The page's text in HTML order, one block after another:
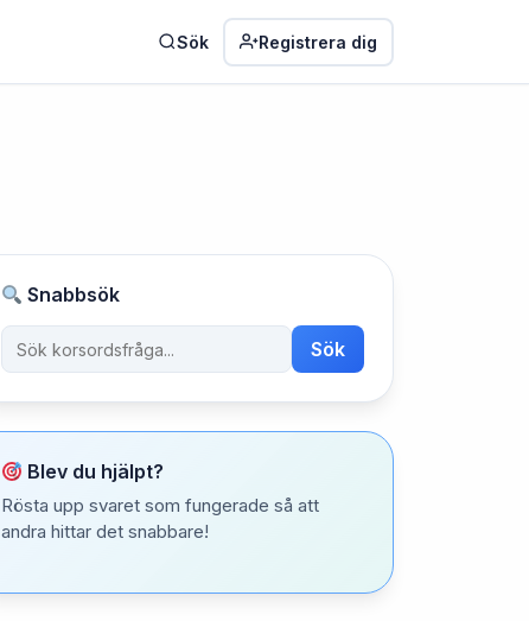
Sök Registrera dig
Snabbsök
Sök
Blev du hjälpt?
Rösta upp svaret som fungerade så att
andra hittar det snabbare!